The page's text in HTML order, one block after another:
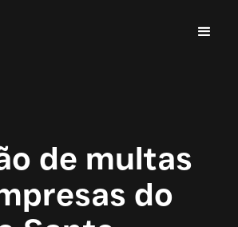
de multas
do